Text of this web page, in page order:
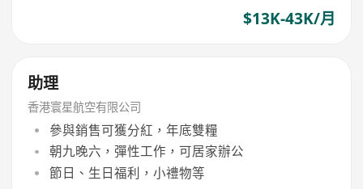
$13K-43K/月
助理
香港寰星航空有限公司
參與銷售可獲分紅，年底雙糧
朝九晚六，彈性工作，可居家辦公
節日、生日福利，小禮物等